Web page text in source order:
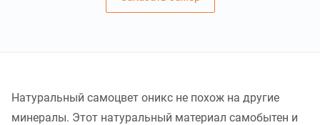
Натуральный самоцвет оникс не похож на другие
минералы. Этот натуральный материал самобытен и